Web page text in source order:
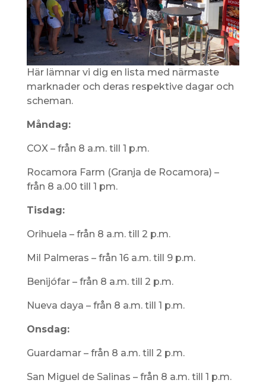
Här lämnar vi dig en lista med närmaste
marknader och deras respektive dagar och
scheman.
Måndag:
COX – från 8 a.m. till 1 p.m.
Rocamora Farm (Granja de Rocamora) –
från 8 a.00 till 1 pm.
Tisdag:
Orihuela – från 8 a.m. till 2 p.m.
Mil Palmeras – från 16 a.m. till 9 p.m.
Benijófar – från 8 a.m. till 2 p.m.
Nueva daya – från 8 a.m. till 1 p.m.
Onsdag:
Guardamar – från 8 a.m. till 2 p.m.
San Miguel de Salinas – från 8 a.m. till 1 p.m.